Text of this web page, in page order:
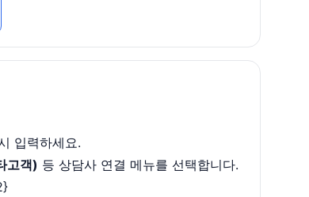
입력하세요.
고객) 등 상담사 연결 메뉴를 선택합니다.